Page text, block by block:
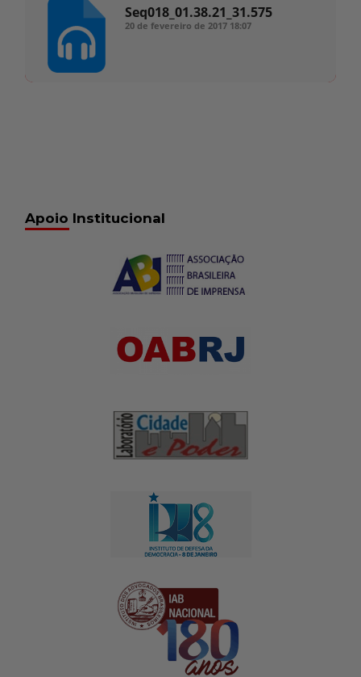
Seq018_01.38.21_31.575
20 de fevereiro de 2017 18:07
Apoio Institucional